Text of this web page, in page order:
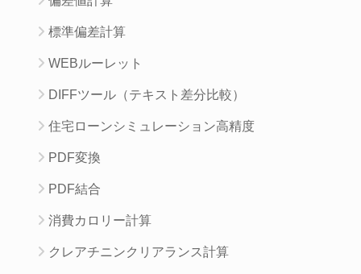
標準偏差計算
WEBルーレット
DIFFツール（テキスト差分比較）
住宅ローンシミュレーション高精度
PDF変換
PDF結合
消費カロリー計算
クレアチニンクリアランス計算